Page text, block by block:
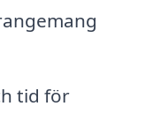
tid för